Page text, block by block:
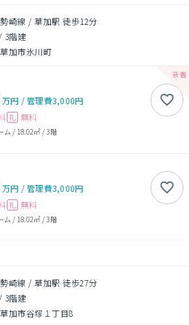
崎線 / 草加駅 徒歩12分
/ 3階建
加市氷川町
万円 /管理費3,000円
礼 無料
ム / 18.02㎡/3階
万円 /管理費3,000円
礼 無料
ム / 18.02㎡/3階
崎線 / 草加駅 徒歩27分
/ 3階建
加市谷塚１丁目8